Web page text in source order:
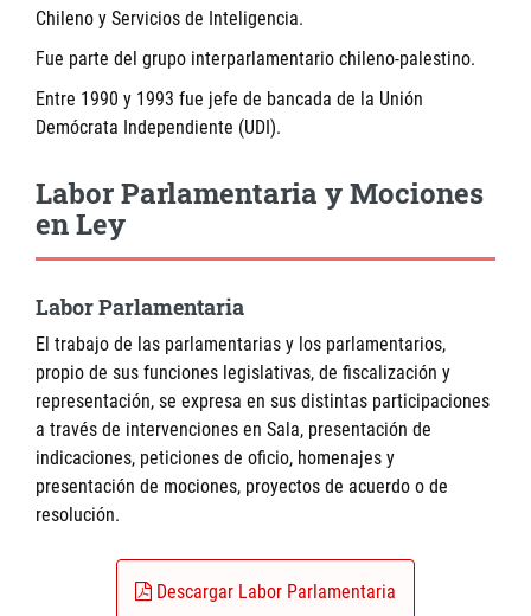
Chileno y Servicios de Inteligencia.
Fue parte del grupo interparlamentario chileno-palestino.
Entre 1990 y 1993 fue jefe de bancada de la Unión
Demócrata Independiente (UDI).
Labor Parlamentaria y Mociones
en Ley
Labor Parlamentaria
El trabajo de las parlamentarias y los parlamentarios,
propio de sus funciones legislativas, de fiscalización y
representación, se expresa en sus distintas participaciones
a través de intervenciones en Sala, presentación de
indicaciones, peticiones de oficio, homenajes y
presentación de mociones, proyectos de acuerdo o de
resolución.
Descargar Labor Parlamentaria